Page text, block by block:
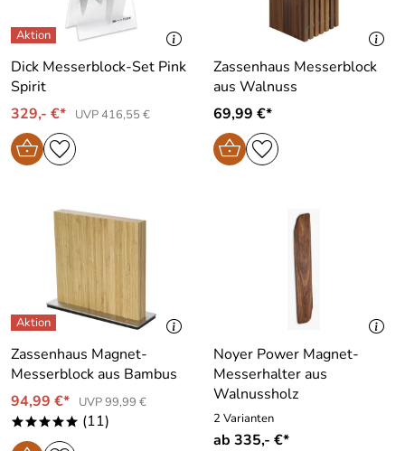
Dick Messerblock-Set Pink
Spirit
329,- €*
UVP 416,55 €
Zassenhaus Messerblock
aus Walnuss
69,99 €*
Zassenhaus Magnet-
Messerblock aus Bambus
94,99 €*
UVP 99,99 €
***** (11)
Noyer Power Magnet-
Messerhalter aus
Walnussholz
2 Varianten
ab 335,- €*